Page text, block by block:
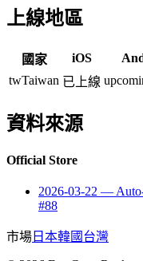
上線地區
國家 iOS
twTaiwan 已上線
資料來源
Official Store
2026-03-22 —
#88
市場 日本韓國 台灣